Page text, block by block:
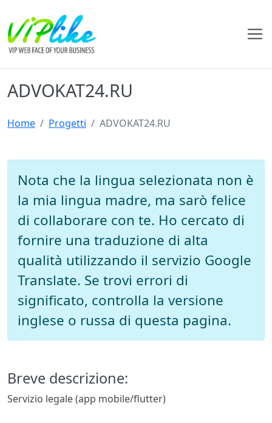
ADVOKAT24.RU
Home Progetti ADVOKAT24.RU
Nota che la lingua selezionata non è
la mia lingua madre, ma sarò felice
di collaborare con te. Ho cercato di
fornire una traduzione di alta
qualità utilizzando il servizio Google
Translate. Se trovi errori di
significato, controlla la versione
inglese o russa di questa pagina.
Breve descrizione:
Servizio legale (app mobile/flutter)